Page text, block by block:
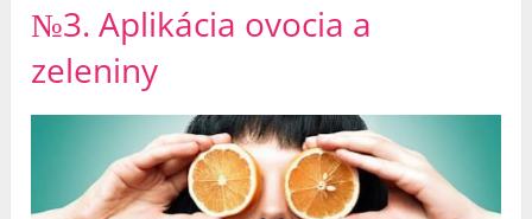
№3. Aplikácia ovocia a
zeleniny